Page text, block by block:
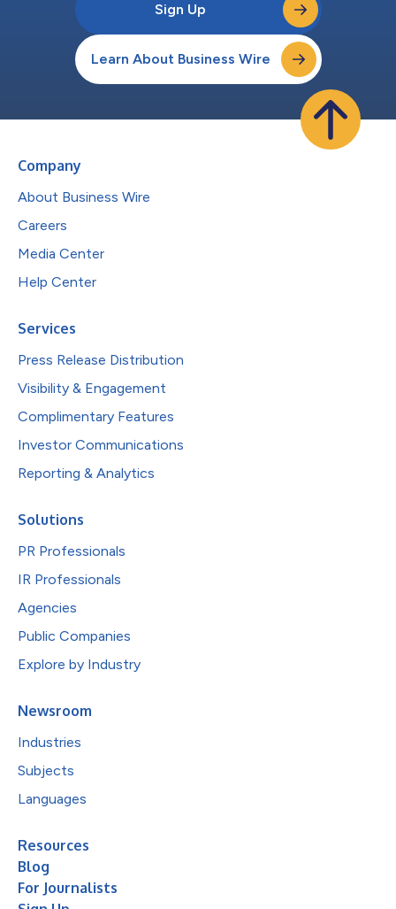
Sign Up
Learn About Business Wire
Company
About Business Wire
Careers
Media Center
Help Center
Services
Press Release Distribution
Visibility & Engagement
Complimentary Features
Investor Communications
Reporting & Analytics
Solutions
PR Professionals
IR Professionals
Agencies
Public Companies
Explore by Industry
Newsroom
Industries
Subjects
Languages
Resources
Blog
For Journalists